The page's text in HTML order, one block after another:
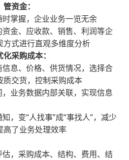
资金：
掌握，企业业务一览无余
金、应收款、销售、利润等企
式进行直观多维度分析
购成本：
息、价格、供货情况，选择合
交货，控制采购成本
业务数据内部关联，实现信息
变“人找事”成“事找人”，减少
高了业务处理效率
，采购成本、结构、费用、结